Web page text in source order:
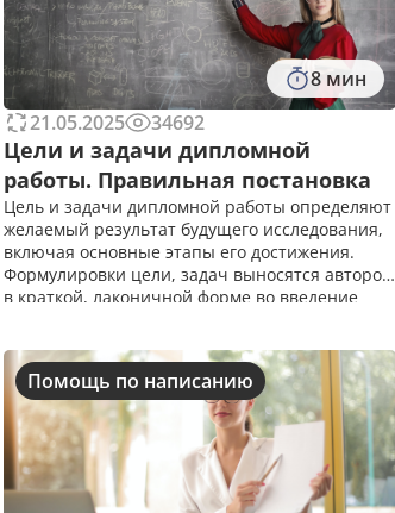
8 мин
21.05.2025
34692
Цели и задачи дипломной
работы. Правильная постановка
Цель и задачи дипломной работы определяют
желаемый результат будущего исследования,
включая основные этапы его достижения.
Формулировки цели, задач выносятся автором
в краткой, лаконичной форме во введение
Помощь по написанию